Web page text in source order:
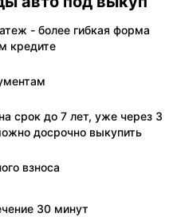
- более гибкая форма
кредите
срок до 7 лет, уже через 3
досрочно выкупить
взноса
30 минут